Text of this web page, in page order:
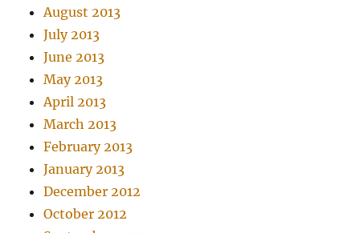
August 2013
July 2013
June 2013
May 2013
April 2013
March 2013
February 2013
January 2013
December 2012
October 2012